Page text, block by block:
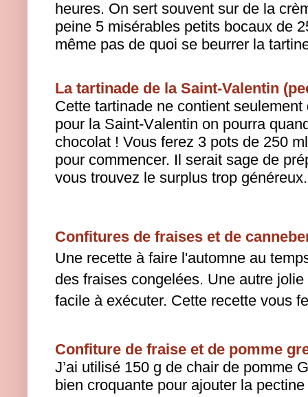
heures. On sert souvent sur de la
peine 5 misérables petits bocaux de
même pas de quoi se beurrer la
La tartinade de la Saint-Valentin
Cette tartinade ne contient
pour la Saint-Valentin on pourra
chocolat ! Vous ferez 3 pots de 250
pour commencer. Il serait sage de
vous trouvez le surplus trop généreux.
Confitures de fraises et de
Une recette à faire l'automne au
des fraises congelées. Une autre
facile à exécuter. Cette recette vous
Confiture de fraise et de pomme
J’ai utilisé 150 g de chair de pomme
bien croquante pour ajouter la